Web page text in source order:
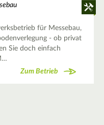
für Messebau,
- ob privat
Sie doch einfach
Zum Betrieb